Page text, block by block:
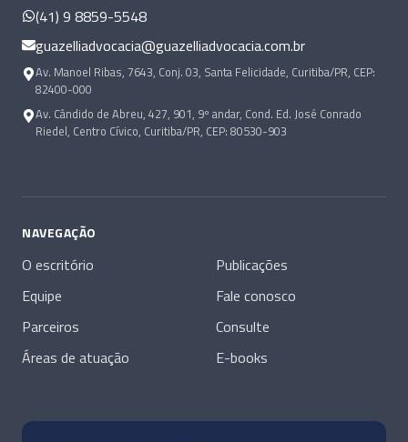
(41) 9 8859-5548
guazelliadvocacia@guazelliadvocacia.com.br
Av. Manoel Ribas, 7643, Conj. 03, Santa Felicidade, Curitiba/PR, CEP:
82400-000
Av. Cândido de Abreu, 427, 901, 9º andar, Cond. Ed. José Conrado
Riedel, Centro Cívico, Curitiba/PR, CEP: 80530-903
NAVEGAÇÃO
O escritório
Equipe
Parceiros
Áreas de atuação
Publicações
Fale conosco
Consulte
E-books